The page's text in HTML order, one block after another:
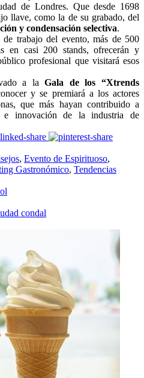
de Londres. Que desde 1698
llave, como la de su grabado, del
y condensación selectiva.
trabajo del evento, más de 500
en casi 200 stands, ofrecerán y
profesional que visitará esos
a laGala de los “Xtrends
y se premiará a los actores
que más hayan contribuido a
e innovación de la industria de
, Evento de Espirituoso,
Gastronómico, Tendencias
condal